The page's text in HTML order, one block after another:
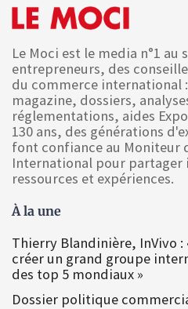
Le Moci est le media n°1 au
entrepreneurs, des
du commerce international
magazine, dossiers,
réglementations, aides
130 ans, des générations
font confiance au Moniteur
International pour
ressources et expériences.
À la une
Thierry Blandinière, InVivo :
créer un grand groupe
des top 5 mondiaux »
Dossier politique